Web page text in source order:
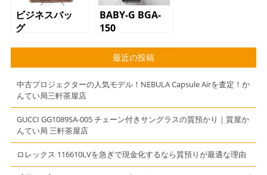
ビジネスバッ
グ
BABY-G BGA-
150
最近の投稿
中古プロジェクターの人気モデル！NEBULA Capsule Airを査定！か
んてい局三軒茶屋店
GUCCI GG1089SA-005 チェーン付きサングラスの質預かり｜質屋か
んてい局 三軒茶屋店
ロレックス 116610LVを急ぎで現金化するなら質預りが最適な理由